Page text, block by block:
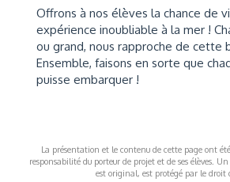
Offrons à nos élèves la chance de
expérience inoubliable à la mer !
ou grand, nous rapproche de cette
Ensemble, faisons en sorte que
puisse embarquer !
La présentation et le contenu de cette page ont
responsabilité du porteur de projet et de ses élèves.
est original, est protégé par le droit